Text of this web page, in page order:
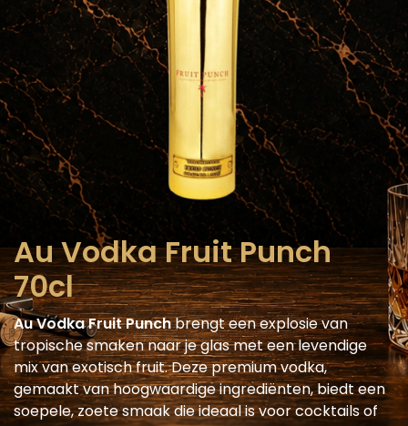
Au Vodka Fruit Punch
70cl
Au Vodka Fruit Punchbrengt een explosie van
tropische smaken naar je glas met een levendige
mix van exotisch fruit. Deze premium vodka,
gemaakt van hoogwaardige ingrediënten, biedt een
soepele, zoete smaak die ideaal is voor cocktails of